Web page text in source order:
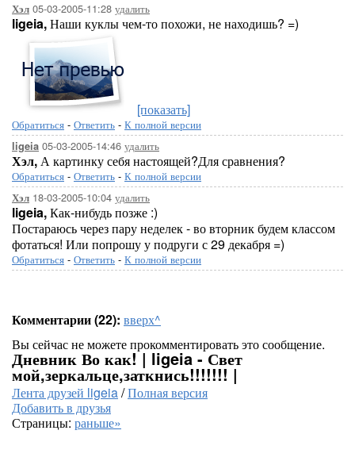
Хэл 05-03-2005-11:28 удалить
ligeia,Наши куклы чем-то похожи, не находишь? =)
[показать]
Обратиться - Ответить - К полной версии
ligeia 05-03-2005-14:46 удалить
Хэл,А картинку себя настоящей?Для сравнения?
Обратиться - Ответить - К полной версии
Хэл 18-03-2005-10:04 удалить
ligeia,Как-нибудь позже :)
Постараюсь через пару неделек - во вторник будем классом
фотаться! Или попрошу у подруги с 29 декабря =)
Обратиться - Ответить - К полной версии
Комментарии (22): вверх^
Вы сейчас не можете прокомментировать это сообщение.
Дневник Во как! | ligeia - Свет
мой,зеркальце,заткнись!!!!!!! |
Лента друзей ligeia/Полная версия
Добавить в друзья
Страницы: раньше»